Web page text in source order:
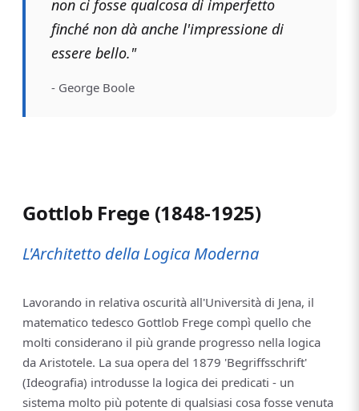
non ci fosse qualcosa di imperfetto
finché non dà anche l'impressione di
essere bello."
- George Boole
Gottlob Frege (1848-1925)
L'Architetto della Logica Moderna
Lavorando in relativa oscurità all'Università di Jena, il
matematico tedesco Gottlob Frege compì quello che
molti considerano il più grande progresso nella logica
da Aristotele. La sua opera del 1879 'Begriffsschrift'
(Ideografia) introdusse la logica dei predicati - un
sistema molto più potente di qualsiasi cosa fosse venuta